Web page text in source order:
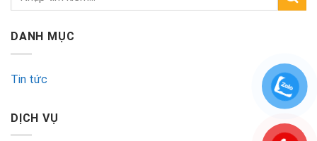
DANH MỤC
Tin tức
DỊCH VỤ